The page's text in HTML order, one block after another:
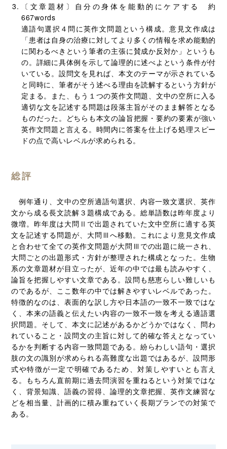
〔文章題材〕自分の身体を能動的にケアする 約
667words
適語句選択４問に英作文問題という構成。意見文作成は
「患者は自身の治療に対してより多くの情報を求め能動的
に関わるべきという筆者の主張に賛成か反対か」というも
の。詳細に具体例を示して論理的に述べよという条件が付
いている。設問文を見れば、本文のテーマが示されている
と同時に、筆者がそう述べる理由を読解するという方針が
定まる。また、もう１つの英作文問題、文中の空所に入る
適切な文を記述する問題は段落主旨がそのまま解答となる
ものだった。どちらも本文の論旨把握・要約の要素が強い
英作文問題と言える。時間内に答案を仕上げる処理スピー
ドの点で高いレベルが求められる。
総評
例年通り、文中の空所適語句選択、内容一致文選択、英作
文から成る長文読解３題構成である。総単語数は昨年度より
微増。昨年度は大問Ⅱで出題されていた文中空所に適する英
文を記述する問題が、大問Ⅲへ移動。これにより意見文作成
と合わせて全ての英作文問題が大問Ⅲでの出題に統一され、
大問ごとの出題形式・方針が整理された構成となった。生物
系の文章題材が目立ったが、近年の中では最も読みやすく、
論旨を把握しやすい文章である。設問も慈恵らしい難しいも
のであるが、ここ数年の中では解きやすいレベルであった。
特徴的なのは、表面的な訳し方や日本語の一致不一致ではな
く、本来の語義と伝えたい内容の一致不一致を考える適語選
択問題。そして、本文に記述があるかどうかではなく、問わ
れていること・設問文の主旨に対して的確な答えとなってい
るかを判断する内容一致問題である。紛らわしい語句・選択
肢の文の識別が求められる高難度な出題ではあるが、設問形
式や特徴が一定で明確であるため、対策しやすいとも言え
る。もちろん直前期に過去問演習を重ねるという対策ではな
く、背景知識、語義の習得、論理的文章把握、英作文練習な
どを相当量、計画的に積み重ねていく長期プランでの対策で
ある。